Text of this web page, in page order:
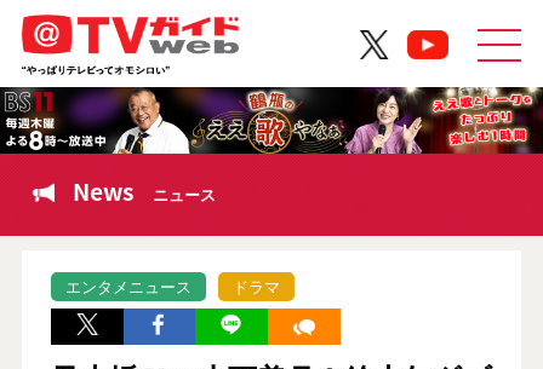
News ニュース
エンタメニュース ドラマ